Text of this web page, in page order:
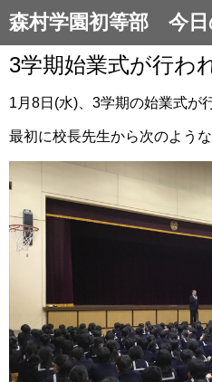
森村学園初等部 今日
3学期始業式が行わ
1月8日(水)、3学期の始業式が
最初に校長先生から次のよう